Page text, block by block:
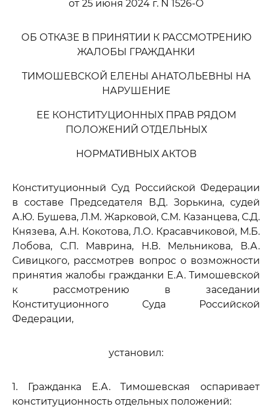
от 25 июня 2024 г. N 1526-О
ОБ ОТКАЗЕ В ПРИНЯТИИ К РАССМОТРЕНИЮ
ЖАЛОБЫ ГРАЖДАНКИ
ТИМОШЕВСКОЙ ЕЛЕНЫ АНАТОЛЬЕВНЫ НА
НАРУШЕНИЕ
ЕЕ КОНСТИТУЦИОННЫХ ПРАВ РЯДОМ
ПОЛОЖЕНИЙ ОТДЕЛЬНЫХ
НОРМАТИВНЫХ АКТОВ
Конституционный Суд Российской Федерации
в составе Председателя В.Д. Зорькина, судей
А.Ю. Бушева, Л.М. Жарковой, С.М. Казанцева, С.Д.
Князева, А.Н. Кокотова, Л.О. Красавчиковой, М.Б.
Лобова, С.П. Маврина, Н.В. Мельникова, В.А.
Сивицкого, рассмотрев вопрос о возможности
принятия жалобы гражданки Е.А. Тимошевской
к рассмотрению в заседании
Конституционного Суда Российской
Федерации,
установил:
1. Гражданка Е.А. Тимошевская оспаривает
конституционность отдельных положений: